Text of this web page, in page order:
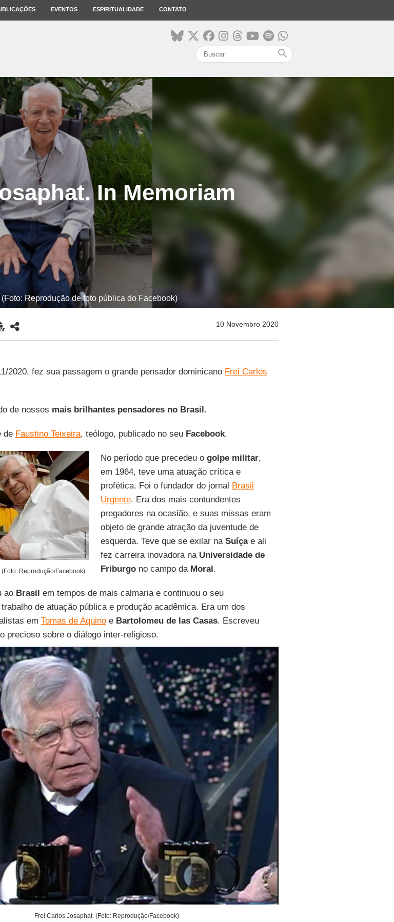
EVENTOS ESPIRITUALIDADE CONTATO
search
In Memoriam
Reprodução de foto pública do Facebook)
10 Novembro 2020
2020, fez sua passagem o grande pensador dominicano Frei Carlos
de nossos mais brilhantes pensadores no Brasil.
de Faustino Teixeira, teólogo, publicado no seu Facebook.
Reprodução/Facebook)
No período que precedeu o golpe militar,
em 1964, teve uma atuação crítica e
profética. Foi o fundador do jornal Brasil
Urgente. Era dos mais contundentes
pregadores na ocasião, e suas missas eram
objeto de grande atração da juventude de
esquerda. Teve que se exilar na Suíçae ali
fez carreira inovadora na Universidade de
Friburgono campo da Moral.
ao Brasil em tempos de mais calmaria e continuou o seu
de atuação pública e produção acadêmica. Era um dos
em Tomas de Aquinoe Bartolomeu de las Casas. Escreveu
precioso sobre o diálogo inter-religioso.
Frei Carlos Josaphat. (Foto: Reprodução/Facebook)